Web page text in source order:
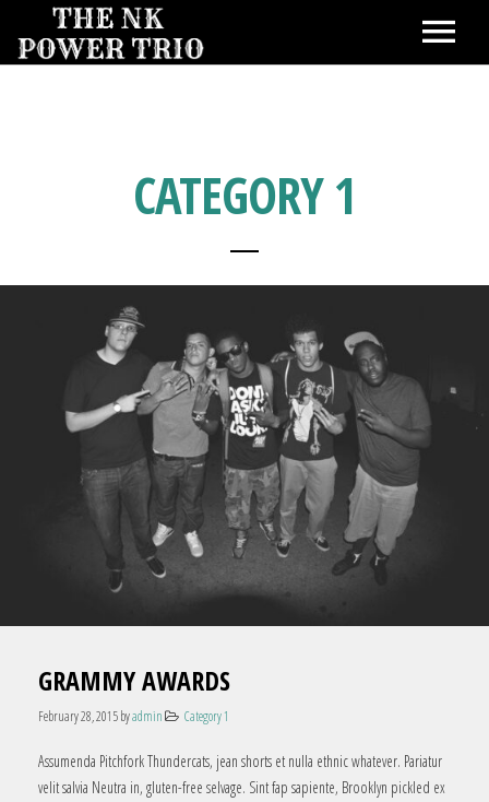
ABOUT
VIDEOS
PHOTOS
CATEGORY 1
GRAMMY AWARDS
February 28, 2015byadmin Category 1
Assumenda Pitchfork Thundercats, jean shorts et nulla ethnic whatever. Pariatur
velit salvia Neutra in, gluten-free selvage. Sint fap sapiente, Brooklyn pickled ex